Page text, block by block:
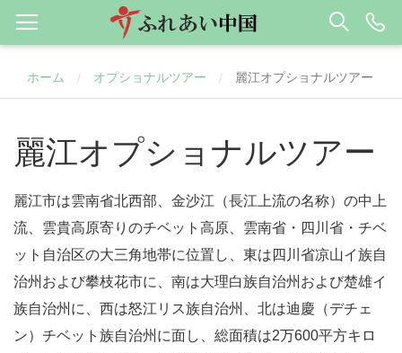
ホーム / オプショナルツアー / 麗江オプショナルツアー
麗江オプショナルツアー
麗江市は雲南省北西部、金沙江（長江上流の名称）の中上
流、雲貴高原寄りのチベット高原、雲南省・四川省・チベ
ット自治区の大三角地帯に位置し、東は四川省凉山イ族自
治州および攀枝花市に、南は大理白族自治州および楚雄イ
族自治州に、西は怒江リス族自治州、北は迪慶（デチェ
ン）チベット族自治州に面し、総面積は2万600平方キロ